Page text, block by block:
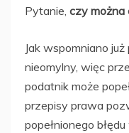
Pytanie, czy można
Jak wspomniano
nieomylny, więc
podatnik może
przepisy prawa
popełnionego